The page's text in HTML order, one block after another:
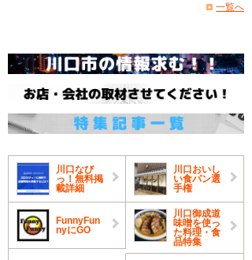
一覧へ
川口なび
っ！無料掲
載詳細
川口おいし
い食パン選
手権
FunnyFun
nyにGO
川口御成道
味噌を使っ
た料理・食
品特集